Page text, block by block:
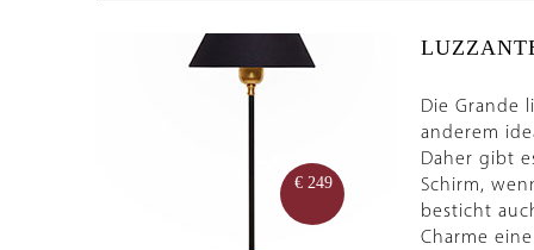
Die Grande
anderem
Daher gibt
Schirm,
besticht
Charme
€ 249